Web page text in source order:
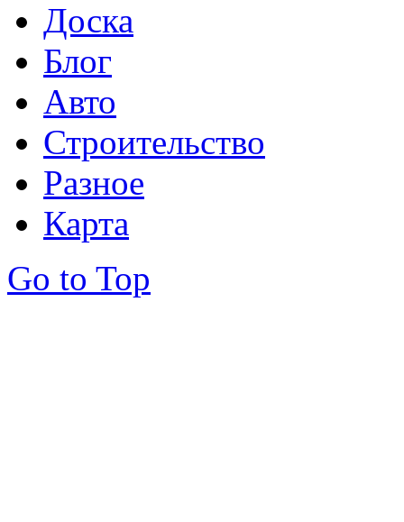
Доска
Блог
Авто
Строительство
Разное
Карта
Go to Top